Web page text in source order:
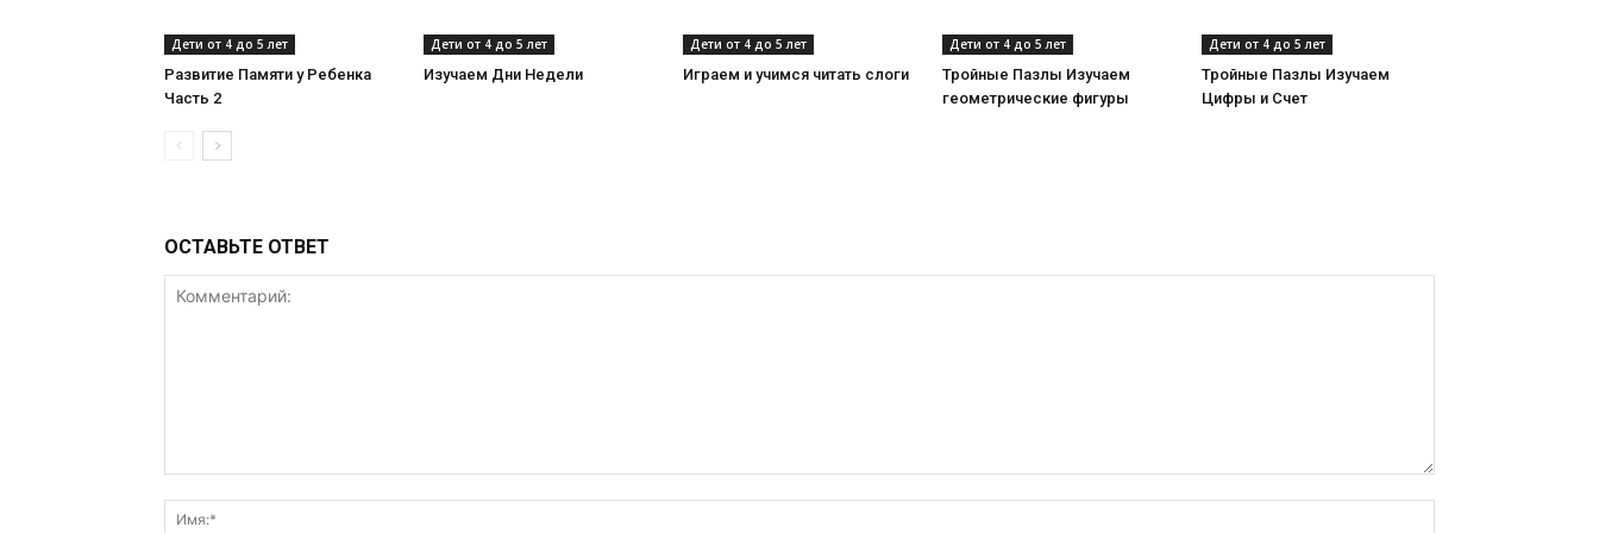
Дети от 4 до 5 лет
Развитие Памяти у Ребенка
Часть 2
Дети от 4 до 5 лет
Изучаем Дни Недели
Дети от 4 до 5 лет
Играем и учимся читать слоги
Дети от 4 до 5 лет
Тройные Пазлы Изучаем
геометрические фигуры
Дети от 4 до 5 лет
Тройные Пазлы Изучаем
Цифры и Счет
ОСТАВЬТЕ ОТВЕТ